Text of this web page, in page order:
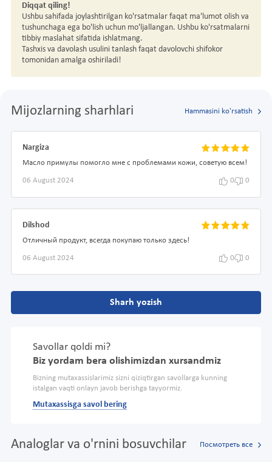
Diqqat qiling!
Ushbu sahifada joylashtirilgan ko'rsatmalar faqat ma'lumot olish va
tushunchaga ega bo'lish uchun mo'ljallangan. Ushbu ko'rsatmalarni
tibbiy maslahat sifatida ishlatmang.
Tashxis va davolash usulini tanlash faqat davolovchi shifokor
tomonidan amalga oshiriladi!
Mijozlarning sharhlari Hammasini ko'rsatish
Nargiza
Масло примулы помогло мне с проблемами кожи, советую всем!
06 August 2024 0 0
Dilshod
Отличный продукт, всегда покупаю только здесь!
06 August 2024 0 0
Sharh yozish
Savollar qoldi mi?
Biz yordam bera olishimizdan xursandmiz
Bizning mutaxassislarimiz sizni qiziqtirgan savollarga kunning
istalgan vaqti onlayn javob berishga tayyormiz.
Mutaxassisga savol bering
Analoglar va o'rnini bosuvchilar Посмотреть все